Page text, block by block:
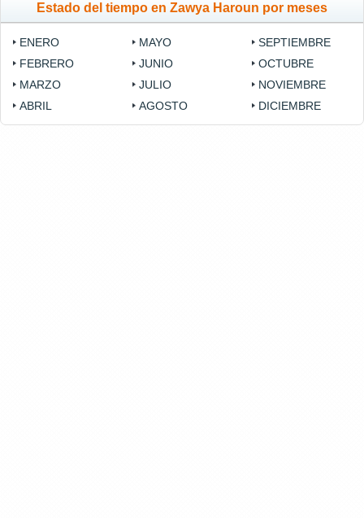
Estado del tiempo en Zawya Haroun por meses
ENERO
FEBRERO
MARZO
ABRIL
MAYO
JUNIO
JULIO
AGOSTO
SEPTIEMBRE
OCTUBRE
NOVIEMBRE
DICIEMBRE